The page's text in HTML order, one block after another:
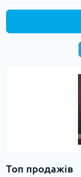
Топ продажів